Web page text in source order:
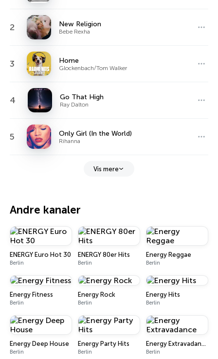
2 New Religion
Bebe Rexha
3 Home
Glockenbach/Tom Walker
4 Go That High
Ray Dalton
5 Only Girl (In the World)
Rihanna
Vis mere
Andre kanaler
ENERGY Euro Hot 30
Berlin
ENERGY 80er Hits
Berlin
Energy Reggae
Berlin
Energy Fitness
Berlin
Energy Rock
Berlin
Energy Hits
Berlin
Energy Deep House
Berlin
Energy Party Hits
Berlin
Energy Extravadance
Berlin